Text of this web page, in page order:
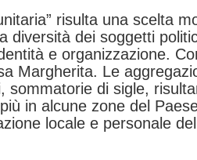
risulta una scelta
diversità dei soggetti
e organizzazione.
Margherita. Le
sommatorie di sigle,
in alcune zone del
locale e personale